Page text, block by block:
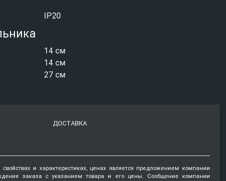
IP20
14 см
14 см
27 см
ДОСТАВКА
и характеристиках, ценах является предложением компании
заказа с указанием товара и его цены. Сообщение компании